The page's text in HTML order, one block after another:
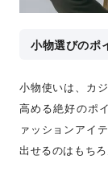
小物選びのポ
小物使いは、カ
高める絶好のポ
ァッションアイ
出せるのはもち